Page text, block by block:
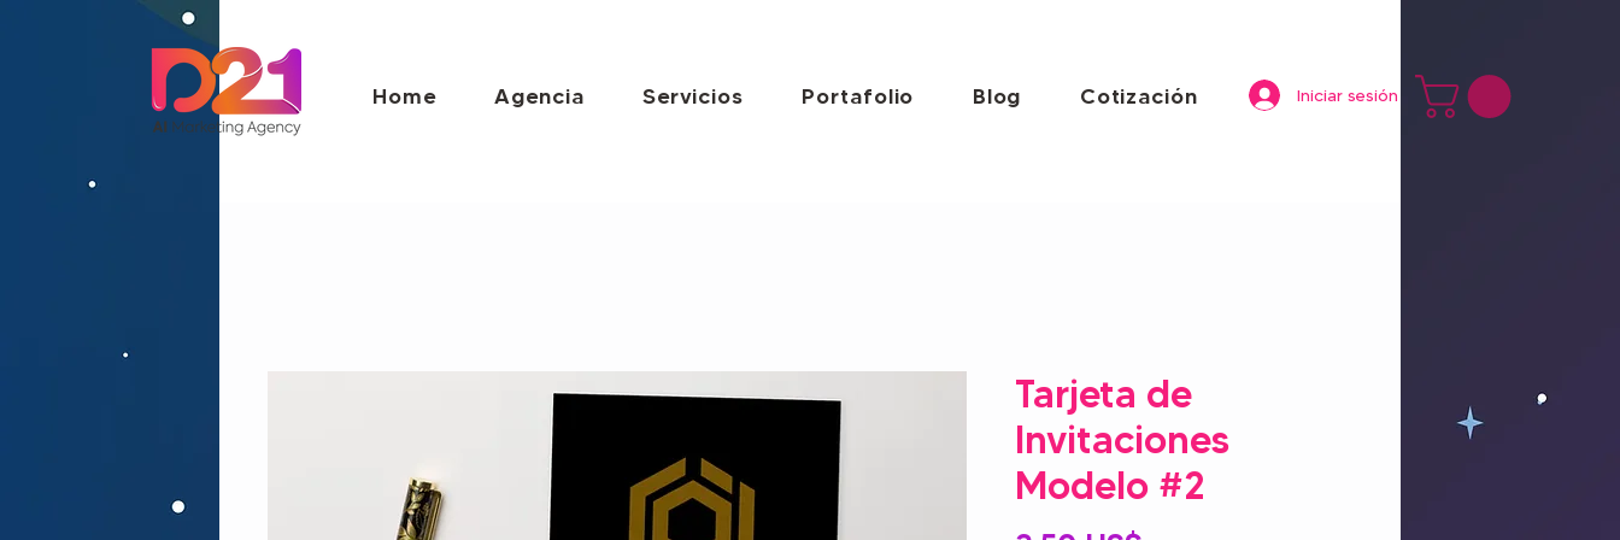
Home Agencia Servicios Portafolio Blog Cotización Iniciar sesión
Tarjeta de
Invitaciones
Modelo #2